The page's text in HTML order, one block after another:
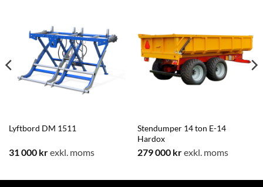
Lyftbord DM 1511
31 000 krexkl. moms
Stendumper 14 ton E-14
Hardox
279 000 krexkl. moms